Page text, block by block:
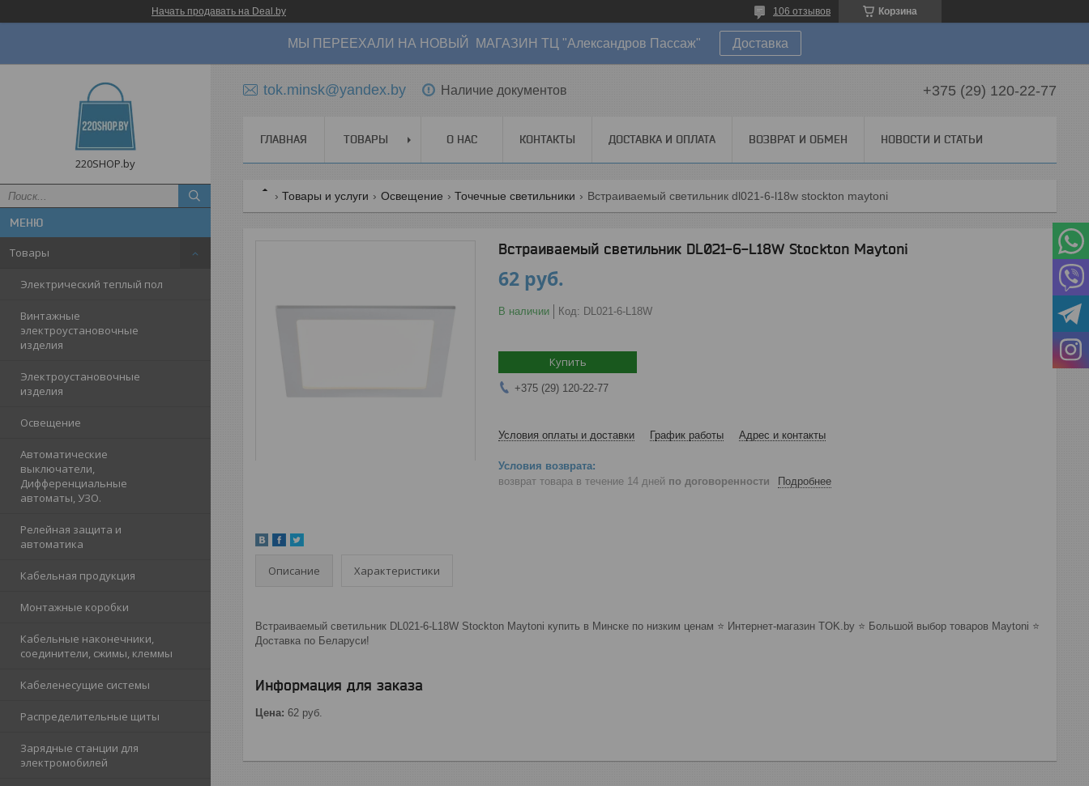
Начать продавать на Deal.by Корзина
106 отзывов
МЫ ПЕРЕЕХАЛИ НА НОВЫЙ МАГАЗИН ТЦ "Александров Пассаж" Доставка
220SHOP.by
Товары
Электрический теплый пол
Винтажные
электроустановочные
изделия
Электроустановочные
изделия
Освещение
Автоматические
выключатели,
Дифференциальные
автоматы, УЗО.
Релейная защита и
автоматика
Кабельная продукция
Монтажные коробки
Кабельные наконечники,
соединители, сжимы, клеммы
Кабеленесущие системы
Распределительные щиты
Зарядные станции для
электромобилей
tok.minsk@yandex.by Наличие документов +375 (29) 120-22-77
ГЛАВНАЯ ТОВАРЫ О НАС КОНТАКТЫ ДОСТАВКА И ОПЛАТА ВОЗВРАТ И ОБМЕН НОВОСТИ И СТАТЬИ
Товары и услуги Освещение Точечные светильники Встраиваемый светильник dl021-6-l18w stockton maytoni
Встраиваемый светильник DL021-6-L18W Stockton Maytoni
62 руб.
В наличии Код: DL021-6-L18W
Купить
+375 (29) 120-22-77
Условия оплаты и доставки График работы Адрес и контакты
возврат товара в течение 14 дней по договоренности Подробнее
Описание Характеристики
Встраиваемый светильник DL021-6-L18W Stockton Maytoni купить в Минске по низким ценам ⭐️ Интернет-магазин TOK.by ⭐️ Большой выбор товаров Maytoni ⭐️
Доставка по Беларуси!
Информация для заказа
Цена: 62 руб.